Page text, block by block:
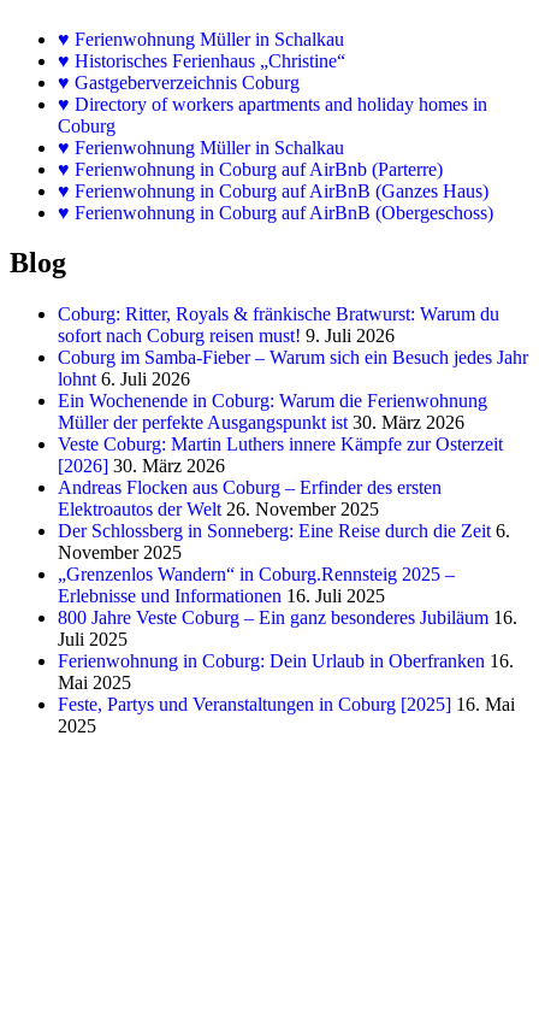
♥ Ferienwohnung Müller in Schalkau
♥ Historisches Ferienhaus „Christine“
♥ Gastgeberverzeichnis Coburg
♥ Directory of workers apartments and holiday homes in
Coburg
♥ Ferienwohnung Müller in Schalkau
♥ Ferienwohnung in Coburg auf AirBnb (Parterre)
♥ Ferienwohnung in Coburg auf AirBnB (Ganzes Haus)
♥ Ferienwohnung in Coburg auf AirBnB (Obergeschoss)
Blog
Coburg: Ritter, Royals & fränkische Bratwurst: Warum du
sofort nach Coburg reisen must! 9. Juli 2026
Coburg im Samba-Fieber – Warum sich ein Besuch jedes Jahr
lohnt 6. Juli 2026
Ein Wochenende in Coburg: Warum die Ferienwohnung
Müller der perfekte Ausgangspunkt ist 30. März 2026
Veste Coburg: Martin Luthers innere Kämpfe zur Osterzeit
[2026] 30. März 2026
Andreas Flocken aus Coburg – Erfinder des ersten
Elektroautos der Welt 26. November 2025
Der Schlossberg in Sonneberg: Eine Reise durch die Zeit 6.
November 2025
„Grenzenlos Wandern“ in Coburg.Rennsteig 2025 –
Erlebnisse und Informationen 16. Juli 2025
800 Jahre Veste Coburg – Ein ganz besonderes Jubiläum 16.
Juli 2025
Ferienwohnung in Coburg: Dein Urlaub in Oberfranken 16.
Mai 2025
Feste, Partys und Veranstaltungen in Coburg [2025] 16. Mai
2025